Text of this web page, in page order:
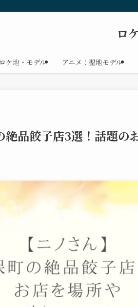
ロ
ケ地・モデル アニメ：聖地モデル
絶品餃子店3選！話題の